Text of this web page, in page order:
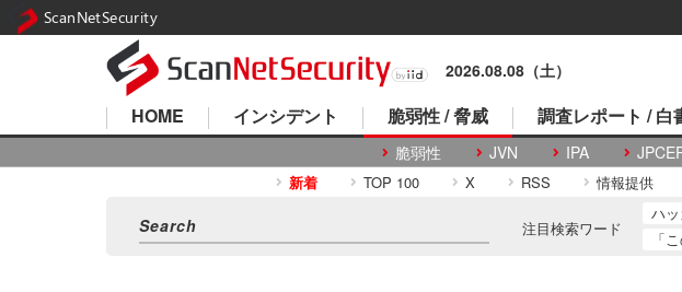
2026.08.08（土）
HOME インシデント 脆弱性 / 脅威
脆弱性 JVN IPA
調査レポート / 白
新着 TOP 100 X RSS 情報提供
注目検索ワード
ハ
「
ScanNetSecurity